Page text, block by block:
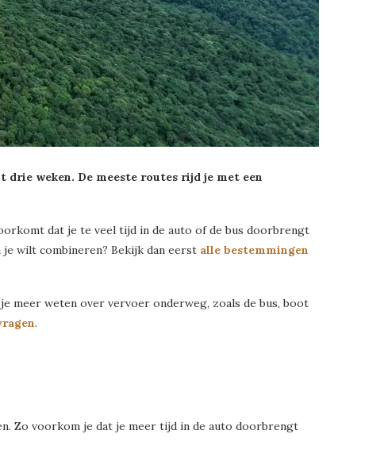
weken. De meeste routes rijd je met een
dat je te veel tijd in de auto of de bus doorbrengt
wilt combineren? Bekijk dan eerst alle bestemmingen
meer weten over vervoer onderweg, zoals de bus, boot
.
Zo voorkom je dat je meer tijd in de auto doorbrengt